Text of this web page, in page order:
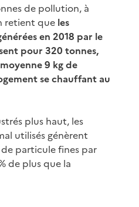
de pollution, à
retient que les
en 2018 par le
pour 320 tonnes,
9 kg de
se chauffant au
plus haut, les
utilisés génèrent
particule fines par
de plus que la